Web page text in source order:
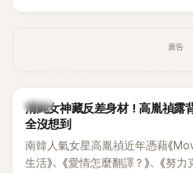
廣告
韓星
清純女神藏反差身材！高胤禎露
全沒想到
南韓人氣女星高胤禎近年憑藉《
生活》、《愛情怎麼翻譯？》、《努